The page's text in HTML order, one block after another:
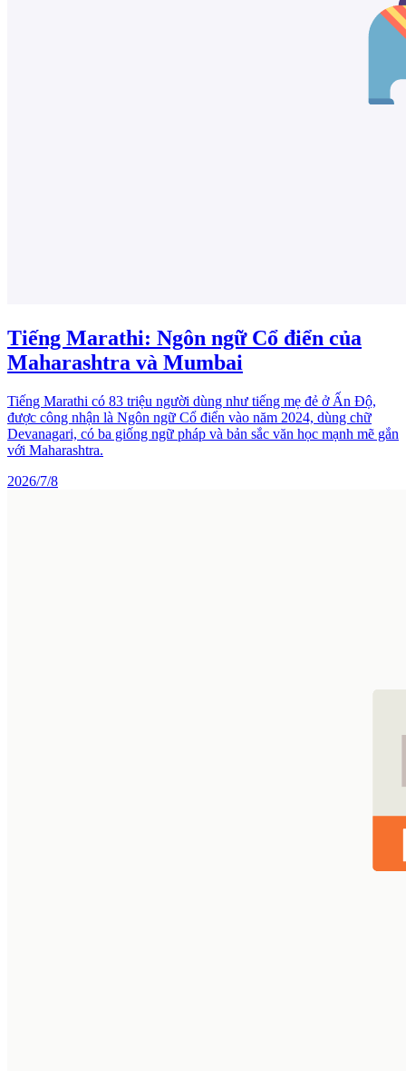
Tiếng Marathi: Ngôn ngữ Cổ điển của
Maharashtra và Mumbai
Tiếng Marathi có 83 triệu người dùng như tiếng mẹ đẻ ở Ấn Độ,
được công nhận là Ngôn ngữ Cổ điển vào năm 2024, dùng chữ
Devanagari, có ba giống ngữ pháp và bản sắc văn học mạnh mẽ gắn
với Maharashtra.
2026/7/8